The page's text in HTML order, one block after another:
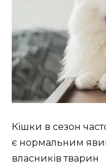
Кішки в сезон
є нормальним
власників тварин